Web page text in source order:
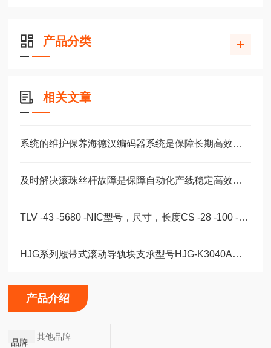
产品分类
相关文章
系统的维护保养海德汉编码器系统是保障长期高效运转的重要环节
及时解决滚珠丝杆故障是保障自动化产线稳定高效的关键
TLV -43 -5680 -NIC型号，尺寸，长度CS -28 -100 -2RS -B -NIC 。
HJG系列履带式滚动导轨块支承型号HJG-K3040A、HJG-K3650A
产品介绍
品牌
其他品牌